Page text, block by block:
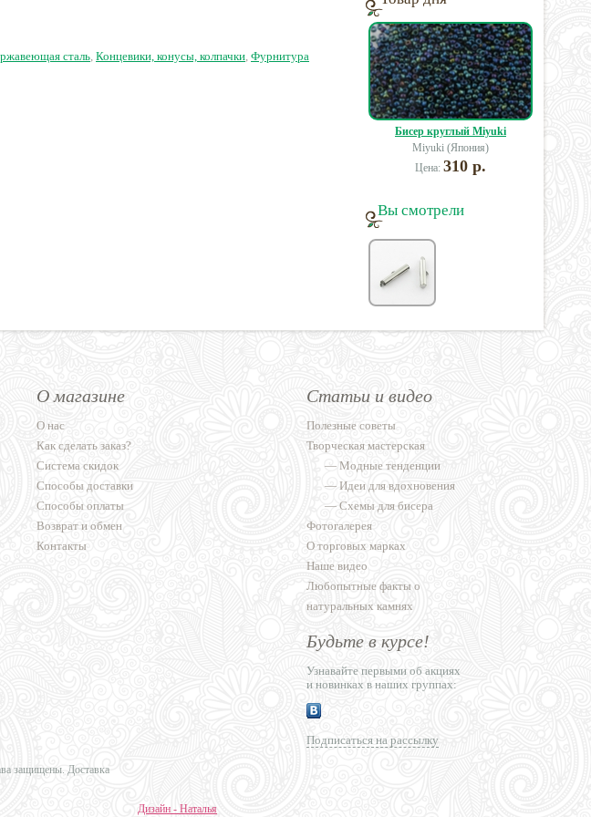
156 руб. 7 руб.
сталь, Концевики, конусы, колпачки, Фурнитура
Бисер круглый Miyuki
Miyuki (Япония)
Цена: 310 р.
Вы смотрели
О магазине
О нас
Как сделать заказ?
Система скидок
Способы доставки
Способы оплаты
Возврат и обмен
Контакты
Статьи и видео
Полезные советы
Творческая мастерская
—Модные тенденции
—Идеи для вдохновения
—Схемы для бисера
Фотогалерея
О торговых марках
Наше видео
Любопытные факты о
натуральных камнях
Будьте в курсе!
Узнавайте первыми об акциях
и новинках в наших группах:
Подписаться на рассылку
защищены. Доставка
Дизайн - Наталья